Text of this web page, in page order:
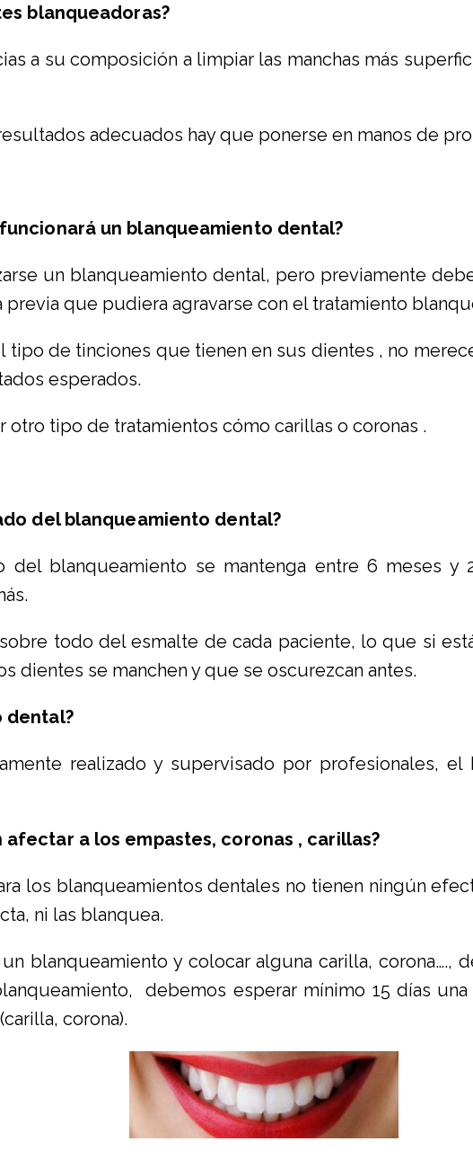
blanqueadoras?
a su composición a limpiar las manchas más
adecuados hay que ponerse en manos de
un blanqueamiento dental?
un blanqueamiento dental, pero previamente
que pudiera agravarse con el tratamiento
tipo de tinciones que tienen en sus dientes , no
esperados.
otro tipo de tratamientos cómo carillas o coronas .
del blanqueamiento dental?
blanqueamiento se mantenga entre 6 meses y
todo del esmalte de cada paciente, lo que si
dientes se manchen y que se oscurezcan antes.
dental?
realizado y supervisado por profesionales,
a los empastes, coronas , carillas?
los blanqueamientos dentales no tienen ningún
ni las blanquea.
blanqueamiento y colocar alguna carilla, corona….,
debemos esperar mínimo 15 días
corona).